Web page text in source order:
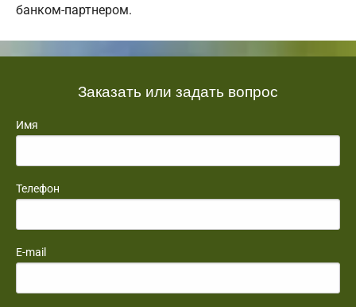
банком-партнером.
Заказать или задать вопрос
Имя
Телефон
E-mail